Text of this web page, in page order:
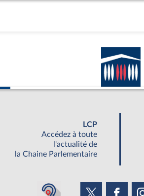
LCP
Accédez à toute
l'actualité de
la Chaine Parlementaire